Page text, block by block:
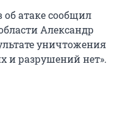
об атаке сообщил
Александр
уничтожения
и разрушений нет».